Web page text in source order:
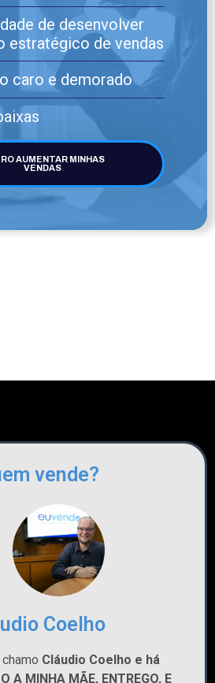
de desenvolver
estratégico de vendas
caro e demorado
AUMENTAR MINHAS
VENDAS
vende?
Coelho
Cláudio Coelho e há
A MINHA MÃE, ENTREGO, E